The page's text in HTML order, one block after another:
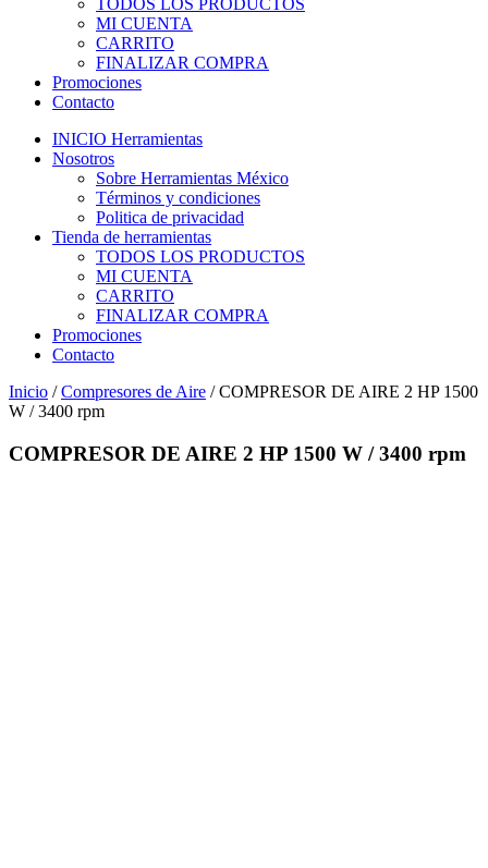
TODOS LOS PRODUCTOS
MI CUENTA
CARRITO
FINALIZAR COMPRA
Promociones
Contacto
INICIO Herramientas
Nosotros
Sobre Herramientas México
Términos y condiciones
Politica de privacidad
Tienda de herramientas
TODOS LOS PRODUCTOS
MI CUENTA
CARRITO
FINALIZAR COMPRA
Promociones
Contacto
Inicio /Compresores de Aire / COMPRESOR DE AIRE 2 HP 1500
W / 3400 rpm
COMPRESOR DE AIRE 2 HP 1500 W / 3400 rpm